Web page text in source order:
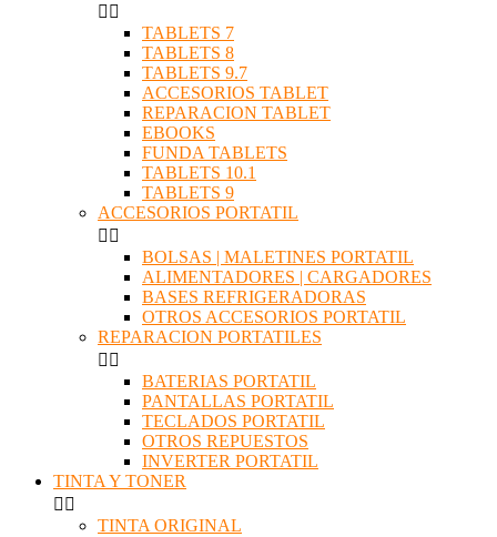
 
TABLETS 7
TABLETS 8
TABLETS 9.7
ACCESORIOS TABLET
REPARACION TABLET
EBOOKS
FUNDA TABLETS
TABLETS 10.1
TABLETS 9
ACCESORIOS PORTATIL
 
BOLSAS | MALETINES PORTATIL
ALIMENTADORES | CARGADORES
BASES REFRIGERADORAS
OTROS ACCESORIOS PORTATIL
REPARACION PORTATILES
 
BATERIAS PORTATIL
PANTALLAS PORTATIL
TECLADOS PORTATIL
OTROS REPUESTOS
INVERTER PORTATIL
TINTA Y TONER
 
TINTA ORIGINAL